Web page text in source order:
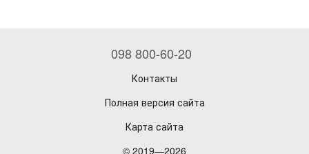
098 800-60-20
Контакты
Полная версия сайта
Карта сайта
© 2019—2026